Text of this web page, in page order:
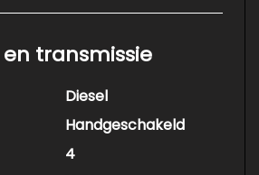
transmissie
Diesel
Handgeschakeld
4